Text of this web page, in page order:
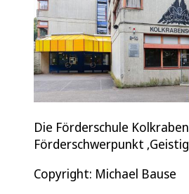
Die Förderschule
Förderschwerpunkt
Copyright: Michael Bause